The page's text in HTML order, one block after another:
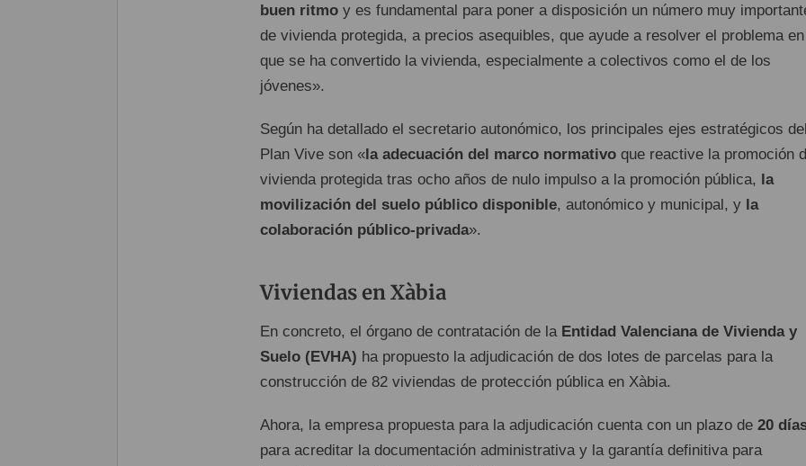
buen ritmoy es fundamental para poner a disposición un número muy
de vivienda protegida, a precios asequibles, que ayude a resolver el problema en
que se ha convertido la vivienda, especialmente a colectivos como el de los
jóvenes».
Según ha detallado el secretario autonómico, los principales ejes estratégicos del
Plan Vive son «la adecuación del marco normativoque reactive la promoción
vivienda protegida tras ocho años de nulo impulso a la promoción pública,
la
movilización del suelo público disponible, autonómico y municipal, y la
colaboración público-privada».
Viviendas en Xàbia
En concreto, el órgano de contratación de la Entidad Valenciana de Vivienda y
Suelo (EVHA) ha propuesto la adjudicación de dos lotes de parcelas para la
construcción de 82 viviendas de protección pública en Xàbia.
Ahora, la empresa propuesta para la adjudicación cuenta con un plazo de 20
para acreditar la documentación administrativa y la garantía definitiva para